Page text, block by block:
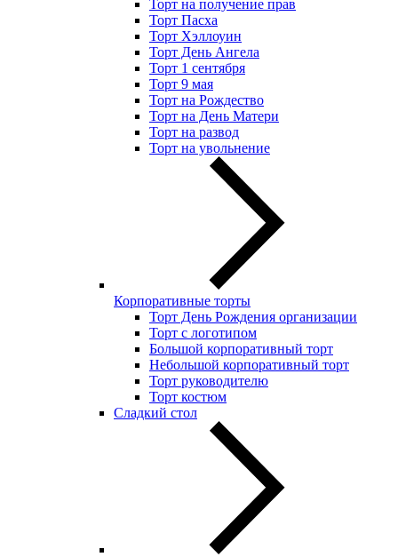
Торт на получение прав
Торт Пасха
Торт Хэллоуин
Торт День Ангела
Торт 1 сентября
Торт 9 мая
Торт на Рождество
Торт на День Матери
Торт на развод
Торт на увольнение
Корпоративные торты
Торт День Рождения организации
Торт с логотипом
Большой корпоративный торт
Небольшой корпоративный торт
Торт руководителю
Торт костюм
Сладкий стол